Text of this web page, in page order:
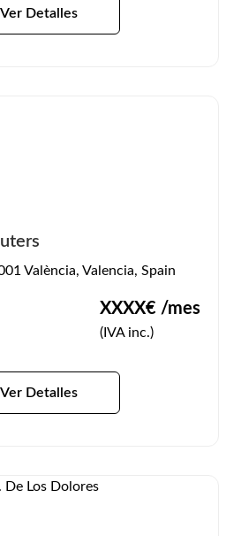
Ver Detalles
València, Valencia, Spain
XXXX€ /mes
(IVA inc.)
Ver Detalles